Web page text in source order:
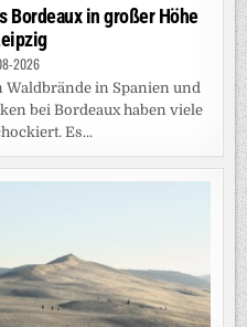
Bordeaux in großer Höhe
2026
Waldbrände in Spanien und
bei Bordeaux haben viele
Es...